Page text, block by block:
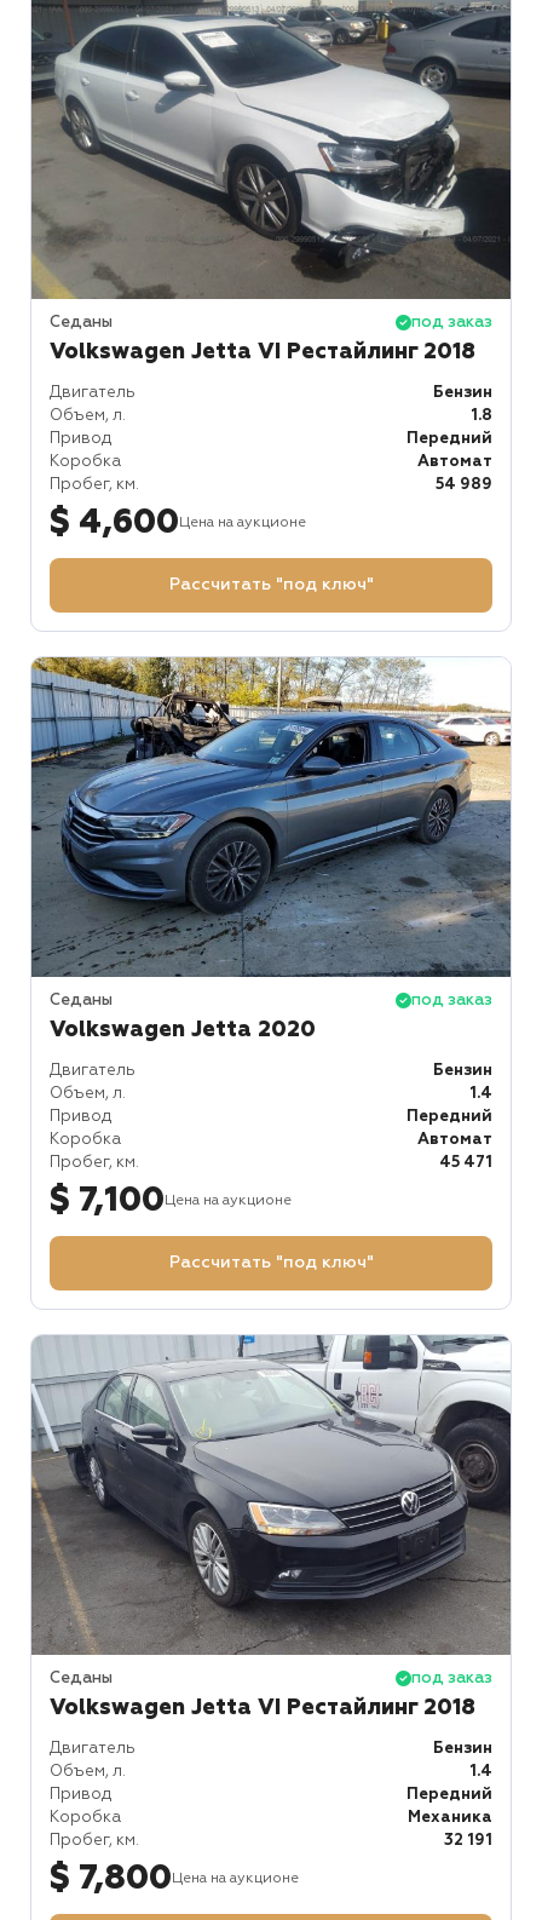
Седаны под заказ
Volkswagen Jetta VI Рестайлинг 2018
Двигатель
Бензин
Объем, л.
1.8
Привод
Передний
Коробка
Автомат
Пробег, км.
54 989
$ 4,600 Цена на аукционе
Рассчитать "под ключ"
Седаны под заказ
Volkswagen Jetta 2020
Двигатель
Бензин
Объем, л.
1.4
Привод
Передний
Коробка
Автомат
Пробег, км.
45 471
$ 7,100 Цена на аукционе
Рассчитать "под ключ"
Седаны под заказ
Volkswagen Jetta VI Рестайлинг 2018
Двигатель
Бензин
Объем, л.
1.4
Привод
Передний
Коробка
Механика
Пробег, км.
32 191
$ 7,800 Цена на аукционе